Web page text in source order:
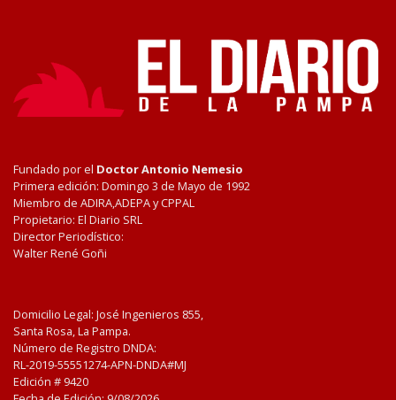
Fundado por el Doctor Antonio Nemesio
Primera edición: Domingo 3 de Mayo de 1992
Miembro de ADIRA,ADEPA y CPPAL
Propietario: El Diario SRL
Director Periodístico:
Walter René Goñi
Domicilio Legal: José Ingenieros 855,
Santa Rosa, La Pampa.
Número de Registro DNDA:
RL-2019-55551274-APN-DNDA#MJ
Edición # 9420